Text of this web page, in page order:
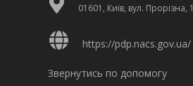
01601, Київ, вул. Прорізна,
https://pdp.nacs.gov.ua/
Звернутись по допомогу